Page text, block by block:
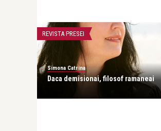
REVISTA PRESEI
Simona Catrina
Daca demisionai, filosof ramaneai